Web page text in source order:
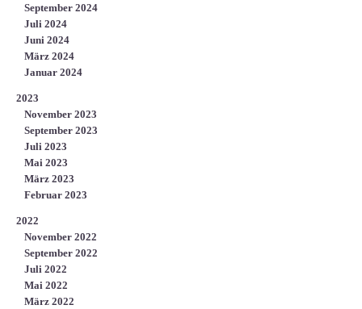
September 2024
Juli 2024
Juni 2024
März 2024
Januar 2024
2023
November 2023
September 2023
Juli 2023
Mai 2023
März 2023
Februar 2023
2022
November 2022
September 2022
Juli 2022
Mai 2022
März 2022